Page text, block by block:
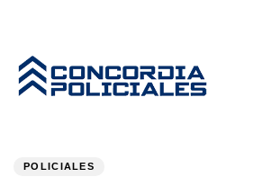
POLICIALES